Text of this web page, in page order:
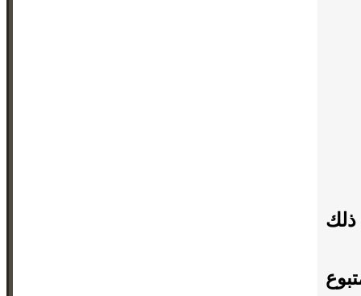
ذلك